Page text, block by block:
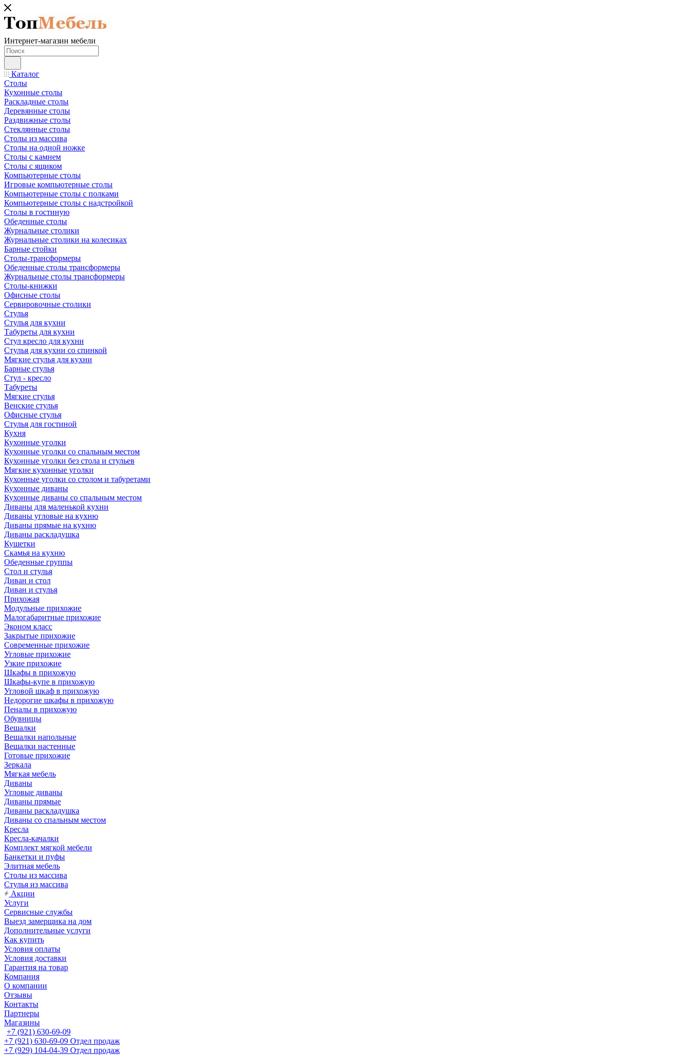
Интернет-магазин мебели
Каталог
Столы
Кухонные столы
Раскладные столы
Деревянные столы
Раздвижные столы
Стеклянные столы
Столы из массива
Столы на одной ножке
Столы с камнем
Столы с ящиком
Компьютерные столы
Игровые компьютерные столы
Компьютерные столы с полками
Компьютерные столы с надстройкой
Столы в гостиную
Обеденные столы
Журнальные столики
Журнальные столики на колесиках
Барные стойки
Столы-трансформеры
Обеденные столы трансформеры
Журнальные столы трансформеры
Столы-книжки
Офисные столы
Сервировочные столики
Стулья
Стулья для кухни
Табуреты для кухни
Стул кресло для кухни
Стулья для кухни со спинкой
Мягкие стулья для кухни
Барные стулья
Стул - кресло
Табуреты
Мягкие стулья
Венские стулья
Офисные стулья
Стулья для гостиной
Кухня
Кухонные уголки
Кухонные уголки со спальным местом
Кухонные уголки без стола и стульев
Мягкие кухонные уголки
Кухонные уголки со столом и табуретами
Кухонные диваны
Кухонные диваны со спальным местом
Диваны для маленькой кухни
Диваны угловые на кухню
Диваны прямые на кухню
Диваны раскладушка
Кушетки
Скамья на кухню
Обеденные группы
Стол и стулья
Диван и стол
Диван и стулья
Прихожая
Модульные прихожие
Малогабаритные прихожие
Эконом класс
Закрытые прихожие
Современные прихожие
Угловые прихожие
Узкие прихожие
Шкафы в прихожую
Шкафы-купе в прихожую
Угловой шкаф в прихожую
Недорогие шкафы в прихожую
Пеналы в прихожую
Обувницы
Вешалки
Вешалки напольные
Вешалки настенные
Готовые прихожие
Зеркала
Мягкая мебель
Диваны
Угловые диваны
Диваны прямые
Диваны раскладушка
Диваны со спальным местом
Кресла
Кресла-качалки
Комплект мягкой мебели
Банкетки и пуфы
Элитная мебель
Столы из массива
Стулья из массива
Акции
Услуги
Сервисные службы
Выезд замерщика на дом
Дополнительные услуги
Как купить
Условия оплаты
Условия доставки
Гарантия на товар
Компания
О компании
Отзывы
Контакты
Партнеры
Магазины
+7 (921) 630-69-09
+7 (921) 630-69-09 Отдел продаж
+7 (929) 104-04-39 Отдел продаж